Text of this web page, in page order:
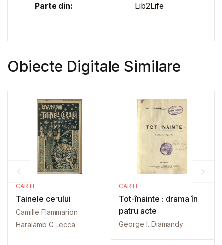
Parte din: Lib2Life
Obiecte Digitale Similare
CARTE
Tainele cerului
Camille Flammarion
Haralamb G Lecca
CARTE
Tot-înainte : drama în
patru acte
George I. Diamandy